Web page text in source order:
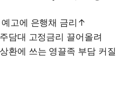
예고에 은행채 금리↑
담대 고정금리 끌어올려
환에 쓰는 영끌족 부담 커질